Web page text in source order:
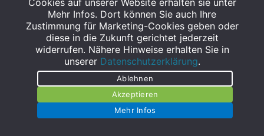
PayBack
IHR EXKLUSIVER RABATT
Nutzen Sie jetzt Ihre Punktechancen und
profitieren Sie von Ihren PayBack Vorteilen!
Cookies auf unserer Website erhalten sie unter
Mehr Infos. Dort können Sie auch Ihre
Zustimmung für Marketing-Cookies geben oder
diese in die Zukunft gerichtet jederzeit
widerrufen. Nähere Hinweise erhalten Sie in
unserer Datenschutzerklärung.
Ablehnen
Akzeptieren
Mehr Infos